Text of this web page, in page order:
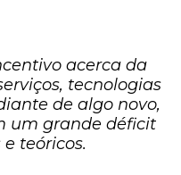
acerca da
tecnologias
de algo novo,
um grande déficit
teóricos.